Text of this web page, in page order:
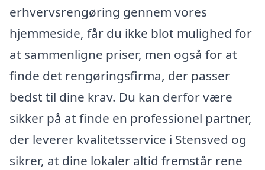
erhvervsrengøring gennem vores
hjemmeside, får du ikke blot mulighed for
at sammenligne priser, men også for at
finde det rengøringsfirma, der passer
bedst til dine krav. Du kan derfor være
sikker på at finde en professionel partner,
der leverer kvalitetsservice i Stensved og
sikrer, at dine lokaler altid fremstår rene